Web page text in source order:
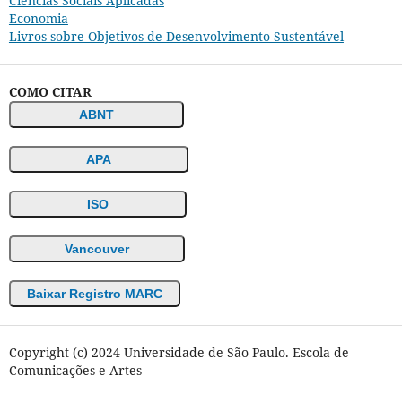
Economia
Livros sobre Objetivos de Desenvolvimento Sustentável
COMO CITAR
ABNT
APA
ISO
Vancouver
Baixar Registro MARC
Copyright (c) 2024 Universidade de São Paulo. Escola de
Comunicações e Artes